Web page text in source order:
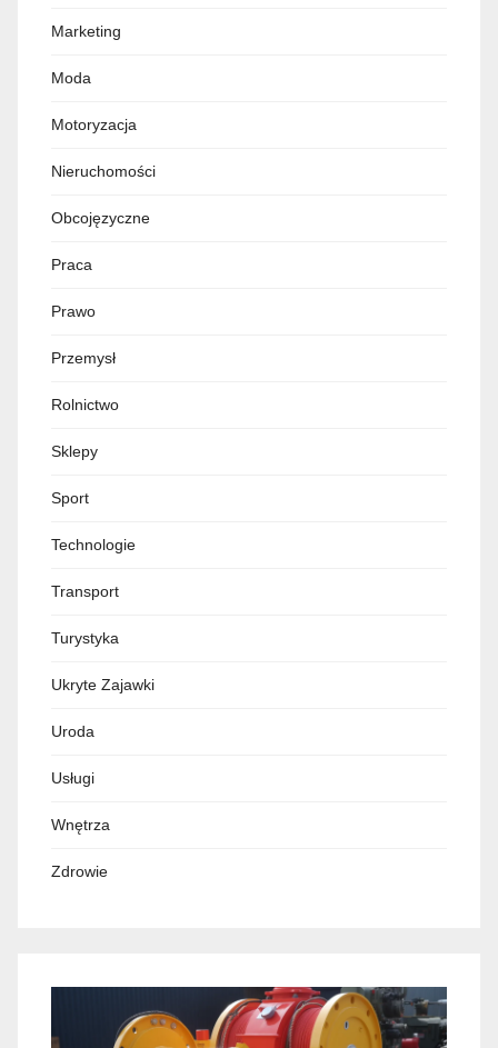
Marketing
Moda
Motoryzacja
Nieruchomości
Obcojęzyczne
Praca
Prawo
Przemysł
Rolnictwo
Sklepy
Sport
Technologie
Transport
Turystyka
Ukryte Zajawki
Uroda
Usługi
Wnętrza
Zdrowie